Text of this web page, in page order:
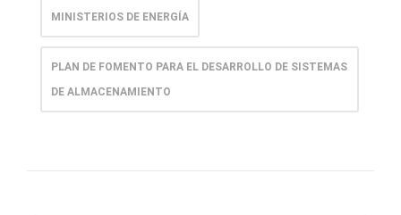
MINISTERIOS DE ENERGÍA
PLAN DE FOMENTO PARA EL DESARROLLO DE SISTEMAS
DE ALMACENAMIENTO